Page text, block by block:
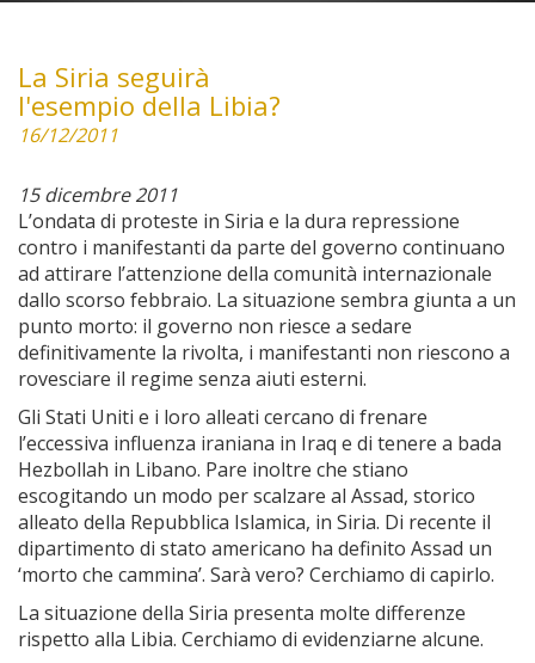
La Siria seguirà
l'esempio della Libia?
16/12/2011
15 dicembre 2011
L’ondata di proteste in Siria e la dura repressione
contro i manifestanti da parte del governo continuano
ad attirare l’attenzione della comunità internazionale
dallo scorso febbraio. La situazione sembra giunta a un
punto morto: il governo non riesce a sedare
definitivamente la rivolta, i manifestanti non riescono a
rovesciare il regime senza aiuti esterni.
Gli Stati Uniti e i loro alleati cercano di frenare
l’eccessiva influenza iraniana in Iraq e di tenere a bada
Hezbollah in Libano. Pare inoltre che stiano
escogitando un modo per scalzare al Assad, storico
alleato della Repubblica Islamica, in Siria. Di recente il
dipartimento di stato americano ha definito Assad un
‘morto che cammina’. Sarà vero? Cerchiamo di capirlo.
La situazione della Siria presenta molte differenze
rispetto alla Libia. Cerchiamo di evidenziarne alcune.